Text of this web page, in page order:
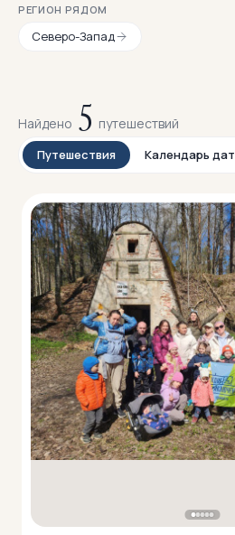
РЕГИОН РЯДОМ
Северо-Запад
Найдено 5 путешествий
Путешествия Календарь дат